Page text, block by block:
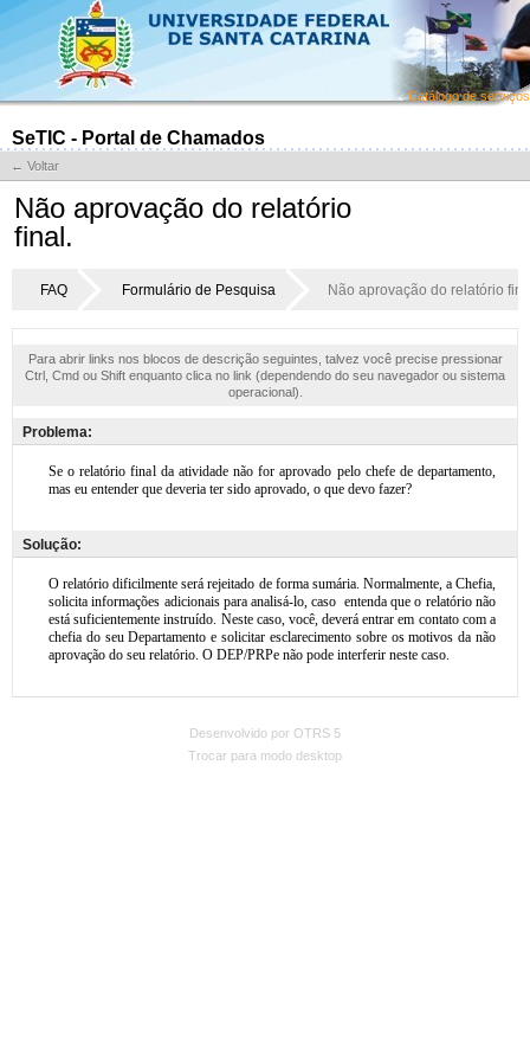
Catálogo de serviços
SeTIC - Portal de Chamados
← Voltar
Não aprovação do relatório
final.
FAQ Formulário de Pesquisa Não aprovação do relatório
Para abrir links nos blocos de descrição seguintes, talvez você precise pressionar
Ctrl, Cmd ou Shift enquanto clica no link (dependendo do seu navegador ou sistema
operacional).
Problema:
Solução:
Desenvolvido por OTRS 5
Trocar para modo desktop